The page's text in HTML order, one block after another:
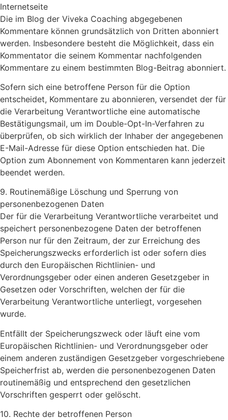
Internetseite
Die im Blog der Viveka Coaching abgegebenen
Kommentare können grundsätzlich von Dritten abonniert
werden. Insbesondere besteht die Möglichkeit, dass ein
Kommentator die seinem Kommentar nachfolgenden
Kommentare zu einem bestimmten Blog-Beitrag abonniert.
Sofern sich eine betroffene Person für die Option
entscheidet, Kommentare zu abonnieren, versendet der für
die Verarbeitung Verantwortliche eine automatische
Bestätigungsmail, um im Double-Opt-In-Verfahren zu
überprüfen, ob sich wirklich der Inhaber der angegebenen
E-Mail-Adresse für diese Option entschieden hat. Die
Option zum Abonnement von Kommentaren kann jederzeit
beendet werden.
9. Routinemäßige Löschung und Sperrung von
personenbezogenen Daten
Der für die Verarbeitung Verantwortliche verarbeitet und
speichert personenbezogene Daten der betroffenen
Person nur für den Zeitraum, der zur Erreichung des
Speicherungszwecks erforderlich ist oder sofern dies
durch den Europäischen Richtlinien- und
Verordnungsgeber oder einen anderen Gesetzgeber in
Gesetzen oder Vorschriften, welchen der für die
Verarbeitung Verantwortliche unterliegt, vorgesehen
wurde.
Entfällt der Speicherungszweck oder läuft eine vom
Europäischen Richtlinien- und Verordnungsgeber oder
einem anderen zuständigen Gesetzgeber vorgeschriebene
Speicherfrist ab, werden die personenbezogenen Daten
routinemäßig und entsprechend den gesetzlichen
Vorschriften gesperrt oder gelöscht.
10. Rechte der betroffenen Person